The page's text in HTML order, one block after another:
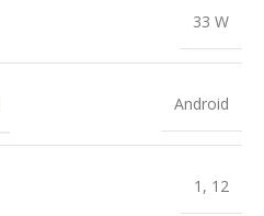
33 W
Android
1 , 12